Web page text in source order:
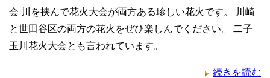
会 川を挟んで花火大会が両方ある珍しい花火です。 川崎
と世田谷区の両方の花火をぜひ楽しんでください。 二子
玉川花火大会とも言われています。
続きを読む